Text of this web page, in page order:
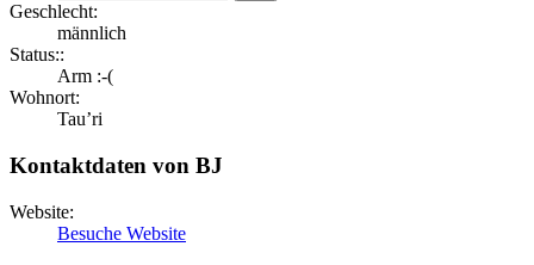
Geschlecht:
männlich
Status::
Arm :-(
Wohnort:
Tau’ri
Kontaktdaten von BJ
Website:
Besuche Website